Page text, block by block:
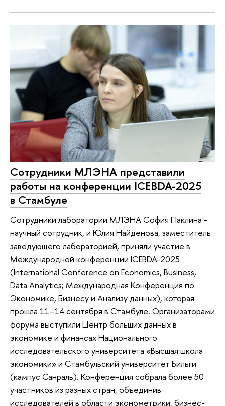
Сотрудники МЛЭНА представили
работы на конференции ICEBDA-2025
в Стамбуле
Сотрудники лаборатории МЛЭНА София Паклина -
научный сотрудник, и Юлия Найденова, заместитель
заведующего лабораторией, приняли участие в
Международной конференции ICEBDA-2025
(International Conference on Economics, Business,
Data Analytics; Международная Конференция по
Экономике, Бизнесу и Анализу данных), которая
прошла 11–14 сентября в Стамбуле. Организаторами
форума выступили Центр больших данных в
экономике и финансах Национального
исследовательского университета «Высшая школа
экономики» и Стамбульский университет Бильги
(кампус Санраль). Конференция собрала более 50
участников из разных стран, объединив
исследователей в области эконометрики, бизнес-